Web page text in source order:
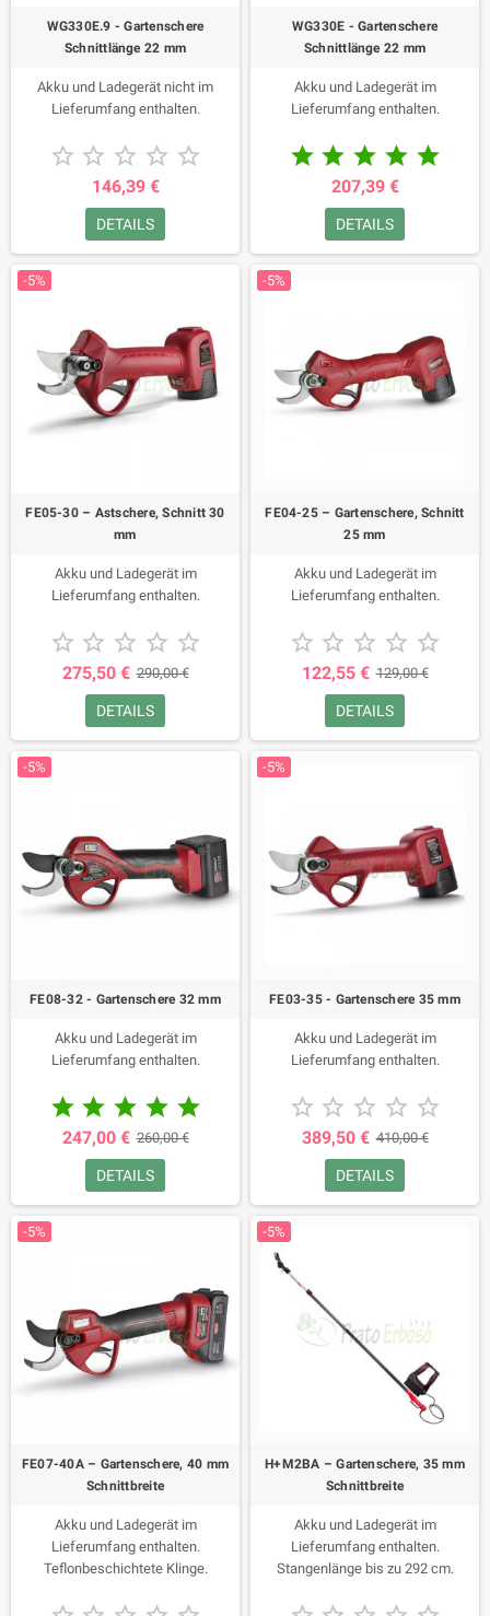
WG330E.9 - Gartenschere
Schnittlänge 22 mm
Akku und Ladegerät nicht im
Lieferumfang enthalten.
    
146,39 €
DETAILS
WG330E - Gartenschere
Schnittlänge 22 mm
Akku und Ladegerät im
Lieferumfang enthalten.
    
207,39 €
DETAILS
-5%
FE05-30 – Astschere, Schnitt 30
mm
Akku und Ladegerät im
Lieferumfang enthalten.
    
275,50 € 290,00 €
DETAILS
-5%
FE04-25 – Gartenschere, Schnitt
25 mm
Akku und Ladegerät im
Lieferumfang enthalten.
    
122,55 € 129,00 €
DETAILS
-5%
FE08-32 - Gartenschere 32 mm
Akku und Ladegerät im
Lieferumfang enthalten.
    
247,00 € 260,00 €
DETAILS
-5%
FE03-35 - Gartenschere 35 mm
Akku und Ladegerät im
Lieferumfang enthalten.
    
389,50 € 410,00 €
DETAILS
-5%
FE07-40A – Gartenschere, 40 mm
Schnittbreite
Akku und Ladegerät im
Lieferumfang enthalten.
Teflonbeschichtete Klinge.
-5%
H+M2BA – Gartenschere, 35 mm
Schnittbreite
Akku und Ladegerät im
Lieferumfang enthalten.
Stangenlänge bis zu 292 cm.